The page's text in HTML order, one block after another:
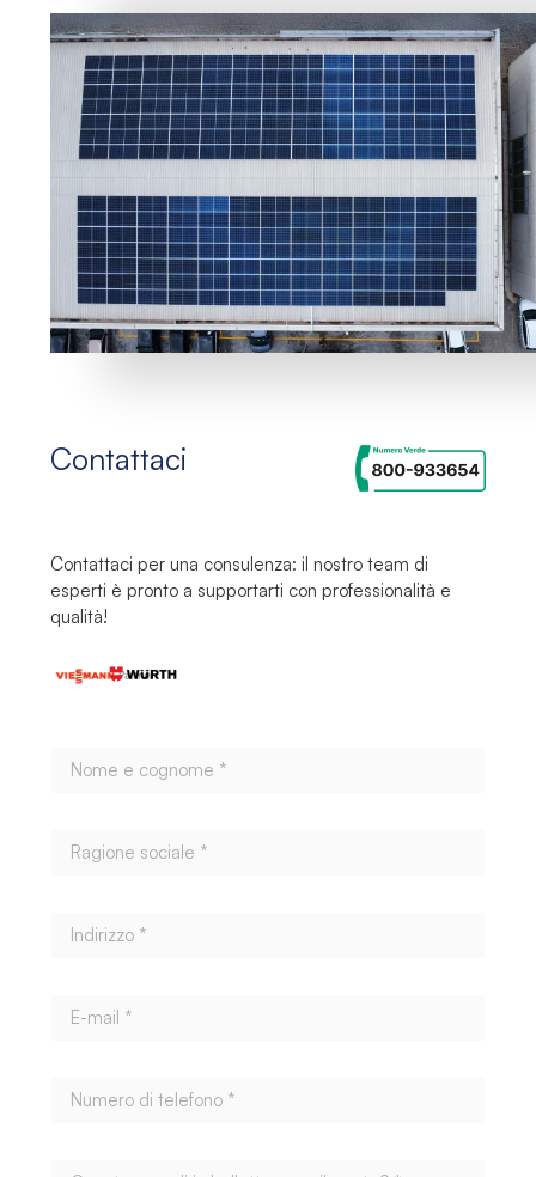
Contattaci
Contattaci per una consulenza: il nostro team di
esperti è pronto a supportarti con professionalità e
qualità!